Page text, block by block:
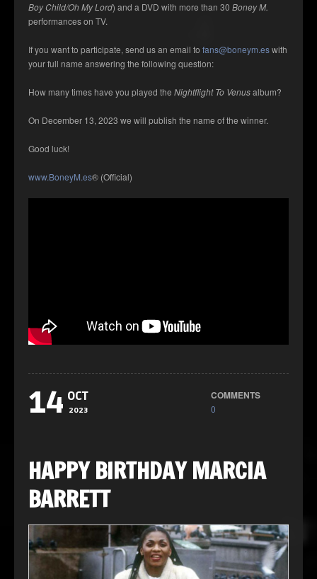
Boy Child/Oh My Lord) and a DVD with more than 30 Boney M.
performances on TV.
If you want to participate, send us an email to fans@boneym.eswith
your full name answering the following question:
How many times have you played the Nightflight To Venusalbum?
On December 13, 2023 we will publish the name of the winner.
Good luck!
www.BoneyM.es® (Official)
14 OCT
2023
COMMENTS
0
HAPPY BIRTHDAY MARCIA
BARRETT